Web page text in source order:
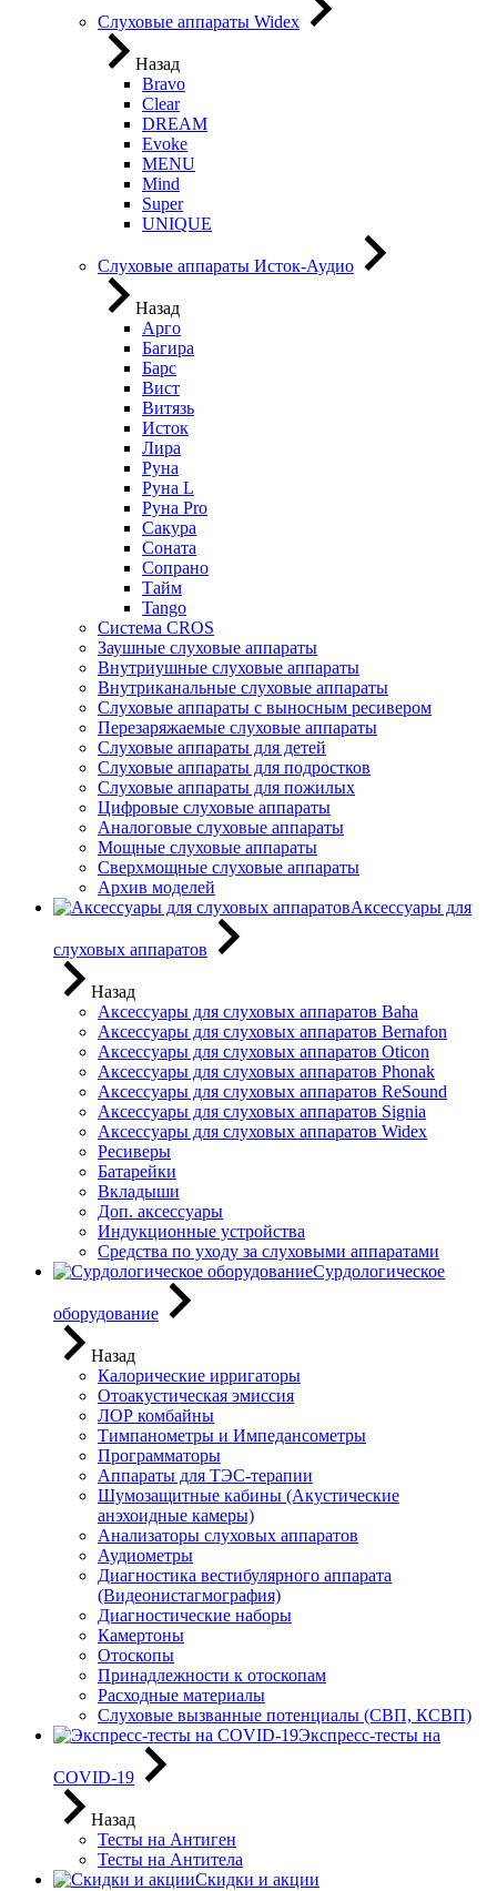
Слуховые аппараты Widex
Назад
Bravo
Clear
DREAM
Evoke
MENU
Mind
Super
UNIQUE
Слуховые аппараты Исток-Аудио
Назад
Арго
Багира
Барс
Вист
Витязь
Исток
Лира
Руна
Руна L
Руна Pro
Сакура
Соната
Сопрано
Тайм
Tango
Система CROS
Заушные слуховые аппараты
Внутриушные слуховые аппараты
Внутриканальные слуховые аппараты
Слуховые аппараты с выносным ресивером
Перезаряжаемые слуховые аппараты
Слуховые аппараты для детей
Слуховые аппараты для подростков
Слуховые аппараты для пожилых
Цифровые слуховые аппараты
Аналоговые слуховые аппараты
Мощные слуховые аппараты
Сверхмощные слуховые аппараты
Архив моделей
Аксессуары для
слуховых аппаратов
Назад
Аксессуары для слуховых аппаратов Baha
Аксессуары для слуховых аппаратов Bernafon
Аксессуары для слуховых аппаратов Oticon
Аксессуары для слуховых аппаратов Phonak
Аксессуары для слуховых аппаратов ReSound
Аксессуары для слуховых аппаратов Signia
Аксессуары для слуховых аппаратов Widex
Ресиверы
Батарейки
Вкладыши
Доп. аксессуары
Индукционные устройства
Средства по уходу за слуховыми аппаратами
Сурдологическое
оборудование
Назад
Калорические ирригаторы
Отоакустическая эмиссия
ЛОР комбайны
Тимпанометры и Импедансометры
Программаторы
Аппараты для ТЭС-терапии
Шумозащитные кабины (Акустические
анэхоидные камеры)
Анализаторы слуховых аппаратов
Аудиометры
Диагностика вестибулярного аппарата
(Видеонистагмография)
Диагностические наборы
Камертоны
Отоскопы
Принадлежности к отоскопам
Расходные материалы
Слуховые вызванные потенциалы (СВП, КСВП)
Экспресс-тесты на
COVID-19
Назад
Тесты на Антиген
Тесты на Антитела
Скидки и акции